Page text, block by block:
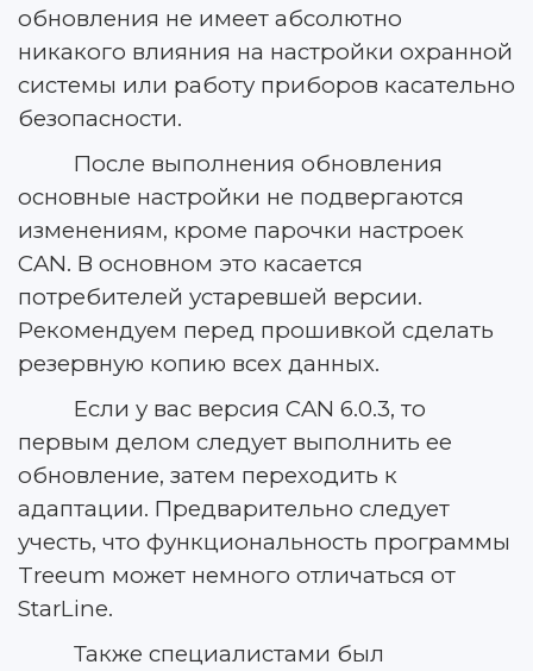
обновления не имеет абсолютно
никакого влияния на настройки охранной
системы или работу приборов касательно
безопасности.
После выполнения обновления
основные настройки не подвергаются
изменениям, кроме парочки настроек
CAN. В основном это касается
потребителей устаревшей версии.
Рекомендуем перед прошивкой сделать
резервную копию всех данных.
Если у вас версия CAN 6.0.3, то
первым делом следует выполнить ее
обновление, затем переходить к
адаптации. Предварительно следует
учесть, что функциональность программы
Treeum может немного отличаться от
StarLine.
Также специалистами был